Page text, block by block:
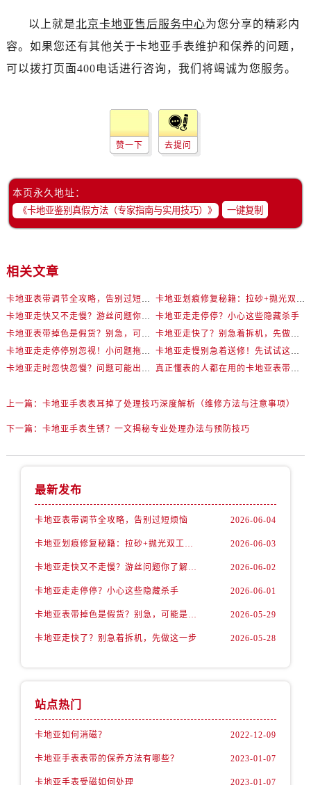
以上就是北京卡地亚售后服务中心为您分享的精彩内
容。如果您还有其他关于卡地亚手表维护和保养的问题，
可以拨打页面400电话进行咨询，我们将竭诚为您服务。
赞一下 去提问
本页永久地址：
一键复制
相关文章
卡地亚表带调节全攻略，告别过短烦恼
卡地亚划痕修复秘籍：拉砂+抛光双工艺还原如新
卡地亚走快又不走慢？游丝问题你了解多少？
卡地亚走走停停？小心这些隐藏杀手
卡地亚表带掉色是假货？别急，可能是这些日常习惯惹的祸
卡地亚走快了？别急着拆机，先做这一步
卡地亚走走停停别忽视！小问题拖成大修很烧钱
卡地亚走慢别急着送修！先试试这些方法
卡地亚走时忽快忽慢？问题可能出在你睡觉时！
真正懂表的人都在用的卡地亚表带调节技巧
上一篇： 卡地亚手表表耳掉了处理技巧深度解析（维修方法与注意事项）
下一篇： 卡地亚手表生锈？一文揭秘专业处理办法与预防技巧
最新发布
卡地亚表带调节全攻略，告别过短烦恼 2026-06-04
卡地亚划痕修复秘籍：拉砂+抛光双工艺还原如新 2026-06-03
卡地亚走快又不走慢？游丝问题你了解多少？ 2026-06-02
卡地亚走走停停？小心这些隐藏杀手 2026-06-01
卡地亚表带掉色是假货？别急，可能是这些日常习惯惹的祸 2026-05-29
卡地亚走快了？别急着拆机，先做这一步 2026-05-28
站点热门
卡地亚如何消磁？ 2022-12-09
卡地亚手表表带的保养方法有哪些？ 2023-01-07
卡地亚手表受磁如何处理 2023-01-07